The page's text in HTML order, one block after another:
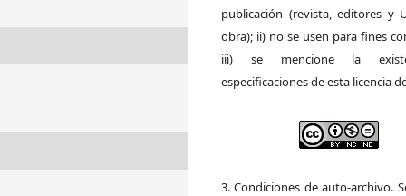
publicación (revista, editores y
obra); ii) no se usen para fines
iii) se mencione la
especificaciones de esta licencia
3. Condiciones de auto-archivo.